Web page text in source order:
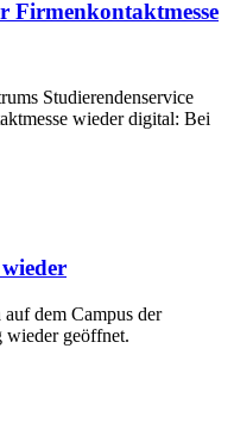
Firmenkontaktmesse
Studierendenservice
wieder digital: Bei
dem Campus der
wieder geöffnet.